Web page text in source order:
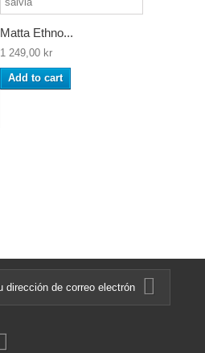
Matta Ethno...
1 249,00 kr
Add to cart